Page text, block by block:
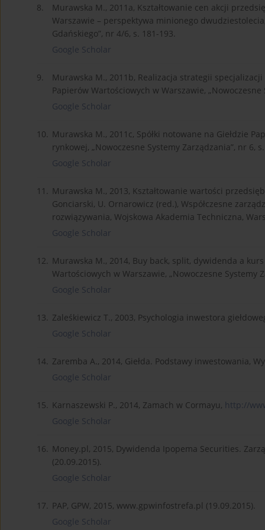
8.
Murawska M., 2011a, Kształtowanie cen akcji
Warszawie – perspektywa minionego
Gdańskiego”, nr 4/6, s. 181-193.
Google Scholar
9.
Murawska M., 2011b, Realizacja strategii
Papierów Wartościowych w Warszawie,
Google Scholar
10. Murawska M., 2011c, Spółki notowane na Giełdzie
rynkowej, „Nowoczesne Systemy Zarządzania”, nr 6,
Google Scholar
11. Murawska M., 2013, Kształtowanie wartości
Gonciarski, U. Ornarowicz (red.), Współczesne
rozwiązywania, Wojskowa Akademia Techniczna,
Google Scholar
12. Murawska M., 2014, Buy back, split, dywidenda a
Wartościowych w Warszawie, „Nowoczesne Systemy
Google Scholar
13. Zaleśkiewicz T., 2003, Psychologia inwestora
Google Scholar
14. Zaremba A., 2014, Giełda. Podstawy inwestowania,
Google Scholar
15. Karnaszewski P., 2014, Zamach w Cormayu, http://
Google Scholar
16. Money.pl, 2015, Dywidenda Ipopema Securities.
(20.09.2015).
Google Scholar
17. PAP, GPW, 2015, www.gpwinfostrefa.pl (19.09.2015).
Google Scholar